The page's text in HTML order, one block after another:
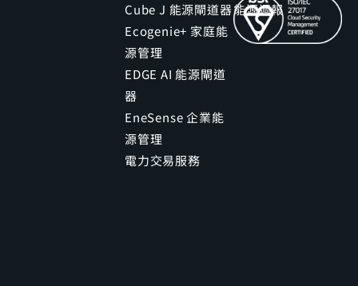
Cube J 能源閘道器
Ecogenie+ 家庭能
源管理
EDGE AI 能源閘道
器
EneSense 企業能
源管理
電力交易服務
能源週報